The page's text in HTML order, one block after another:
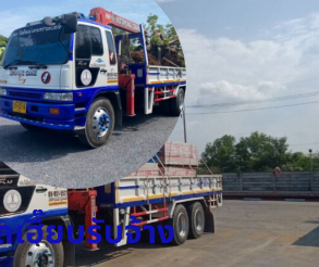
เฮี๊ยบรับจ้าง